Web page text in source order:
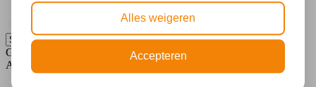
Alle filters
Geselecteerde filters
Alle producten
Alles weigeren
Accepteren